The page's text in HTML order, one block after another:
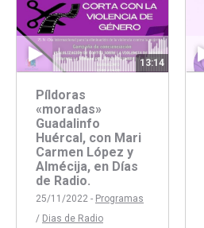
13:14
Píldoras
«moradas»
Guadalinfo
Huércal, con Mari
Carmen López y
Almécija, en Días
de Radio.
25/11/2022 - Programas
/ Dias de Radio